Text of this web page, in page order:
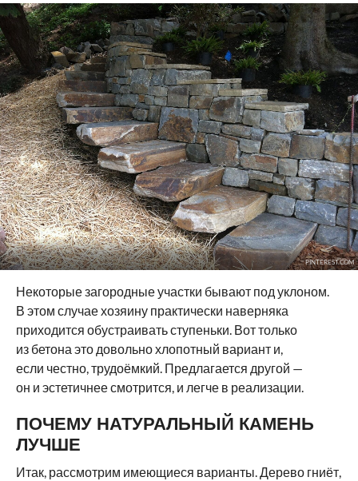
PINTEREST.COM
Некоторые загородные участки бывают под уклоном.
В этом случае хозяину практически наверняка
приходится обустраивать ступеньки. Вот только
из бетона это довольно хлопотный вариант и,
если честно, трудоёмкий. Предлагается другой —
он и эстетичнее смотрится, и легче в реализации.
ПОЧЕМУ НАТУРАЛЬНЫЙ КАМЕНЬ
ЛУЧШЕ
Итак, рассмотрим имеющиеся варианты. Дерево гниёт,